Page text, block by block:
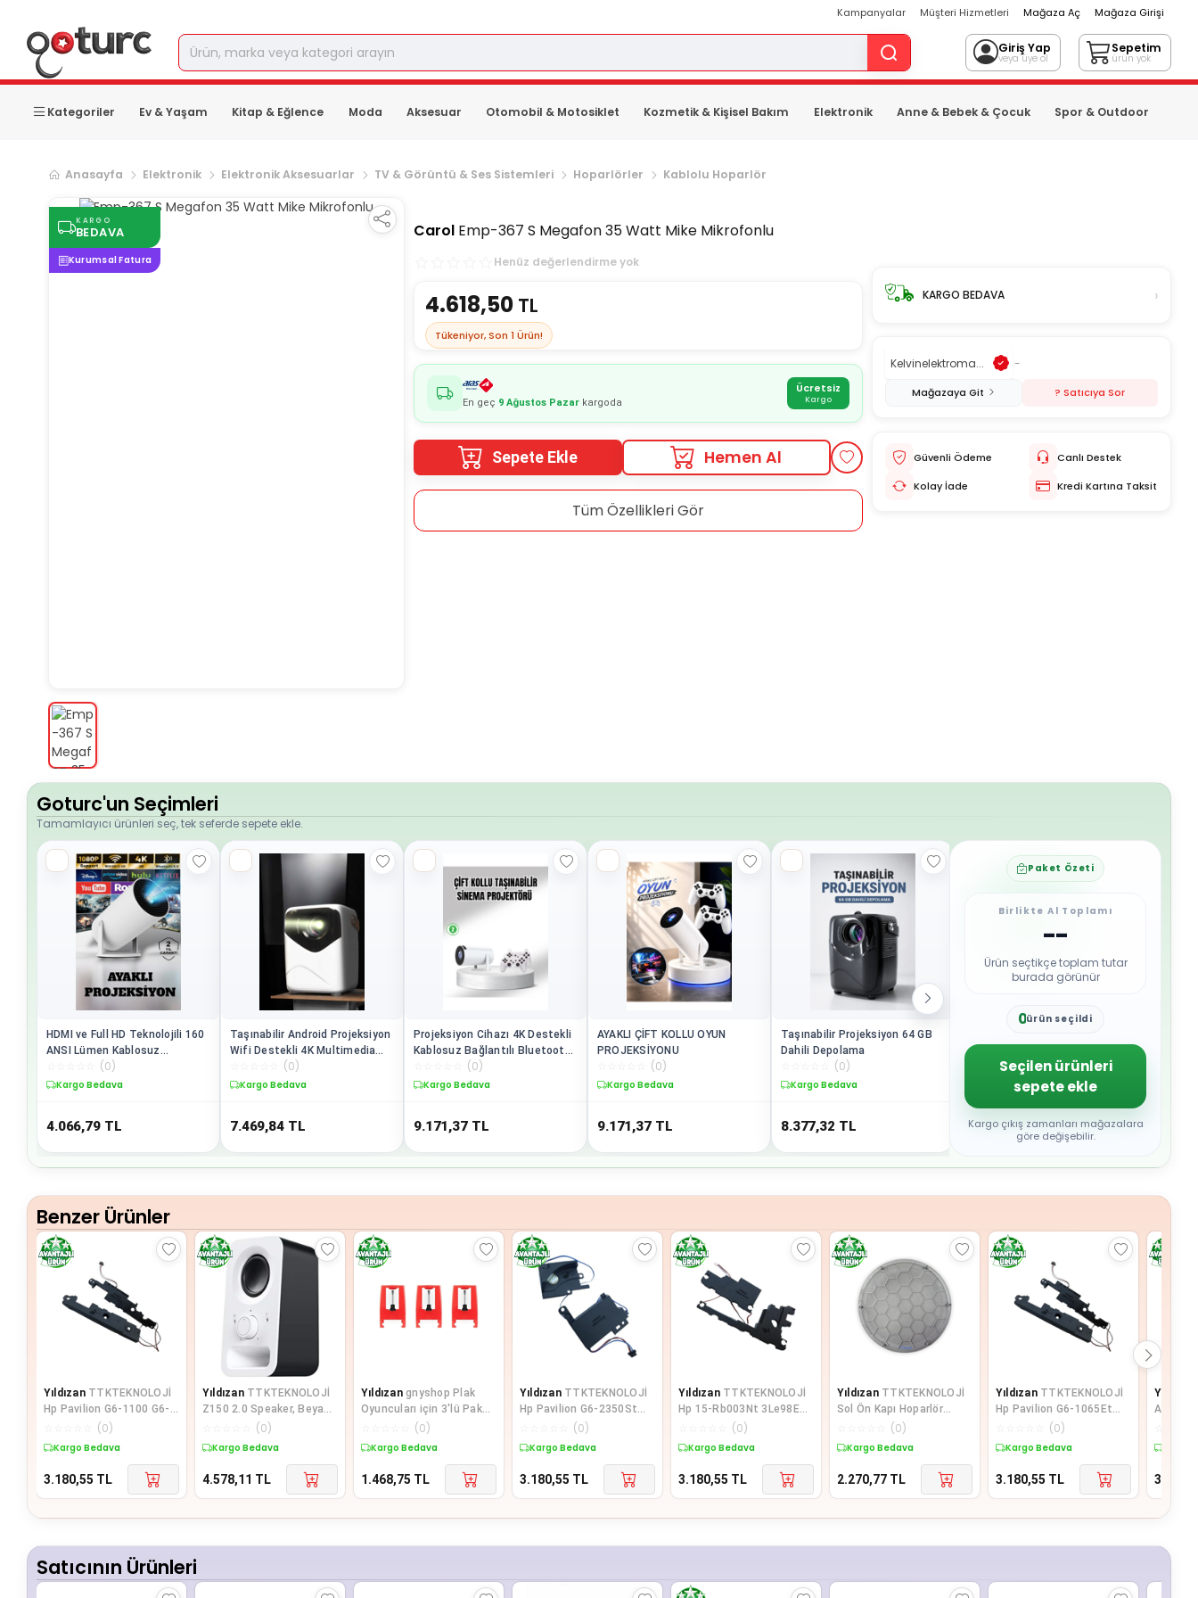
Kampanyalar Müşteri Hizmetleri Mağaza Aç Mağaza Girişi
Giriş Yap
veya üye ol
Sepetim
ürün yok
Kategoriler Ev & Yaşam Kitap & Eğlence Moda Aksesuar Otomobil & Motosiklet Kozmetik & Kişisel Bakım Elektronik Anne & Bebek & Çocuk Spor & Outdoor
Anasayfa Elektronik Elektronik Aksesuarlar TV & Görüntü & Ses Sistemleri Hoparlörler Kablolu Hoparlör
KARGO
BEDAVA
Kurumsal Fatura
Carol Emp-367 S Megafon 35 Watt Mike Mikrofonlu
Henüz değerlendirme yok
4.618,50TL
Tükeniyor, Son 1 Ürün!
En geç 9 Ağustos Pazarkargoda
Ücretsiz
Kargo
Sepete Ekle Hemen Al
Tüm Özellikleri Gör
KARGO BEDAVA ›
Kelvinelektroma... -
Mağazaya Git ? Satıcıya Sor
Güvenli Ödeme
Canlı Destek
Kolay İade
Kredi Kartına Taksit
Goturc'un Seçimleri
Tamamlayıcı ürünleri seç, tek seferde sepete ekle.
HDMI ve Full HD Teknolojili 160
ANSI Lümen Kablosuz
Projeksiyon
(0)
Kargo Bedava
4.066,79 TL
Taşınabilir Android Projeksiyon
Wifi Destekli 4K Multimedia
Tabanlı Ev Ve Ofis Tipi
(0)
Kargo Bedava
7.469,84 TL
Projeksiyon Cihazı 4K Destekli
Kablosuz Bağlantılı Bluetooth
(0)
Kargo Bedava
9.171,37 TL
AYAKLI ÇİFT KOLLU OYUN
PROJEKSİYONU
(0)
Kargo Bedava
9.171,37 TL
Taşınabilir Projeksiyon 64 GB
Dahili Depolama
(0)
Kargo Bedava
8.377,32 TL
Projeksiyon Cihazı 4K WiFi
Bluetooth Destekli
☆☆ (0
Kargo Bedava
8.717,63 TL
Paket Özeti
Birlikte Al Toplamı
--
Ürün seçtikçe toplam tutar
burada görünür
0
2
3
4
5
6
7
8
9
ürün seçildi
Seçilen ürünleri
sepete ekle
Kargo çıkış zamanları mağazalara
göre değişebilir.
Benzer Ürünler
Yıldızan TTKTEKNOLOJİ
Hp Pavilion G6-1100 G6-
1B00 G6-1D00 Notebook
İle Uyu
(0)
Kargo Bedava
3.180,55 TL
Yıldızan TTKTEKNOLOJİ
Z150 2.0 Speaker, Beyaz
TTKTEKNOLOJİ 395519
(0)
Kargo Bedava
4.578,11 TL
Yıldızan gnyshop Plak
Oyuncuları için 3'lü Paket
Döner Tabla Yedek İğneler
(0)
Kargo Bedava
1.468,75 TL
Yıldızan TTKTEKNOLOJİ
Hp Pavilion G6-2350St
G6-2008Et G6-2216Et
Notebook İ
(0)
Kargo Bedava
3.180,55 TL
Yıldızan TTKTEKNOLOJİ
Hp 15-Rb003Nt 3Le98Ea
15-Ra013Nt 3Qt54Ea
Notebook İl
(0)
Kargo Bedava
3.180,55 TL
Yıldızan TTKTEKNOLOJİ
Sol Ön Kapı Hoparlör
Kapağı Gri 3B0868149 VW
Lupo il
(0)
Kargo Bedava
2.270,77 TL
Yıldızan TTKTEKNOLOJİ
Hp Pavilion G6-1065Et
G6-1110Et G7-1000St
Notebook İ
(0)
Kargo Bedava
3.180,55 TL
Yıldızan
Asus
Uyumlu
Satıcının Ürünleri